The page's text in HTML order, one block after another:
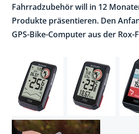
Fahrradzubehör will in 12
Produkte präsentieren. Den
GPS-Bike-Computer aus der Rox-